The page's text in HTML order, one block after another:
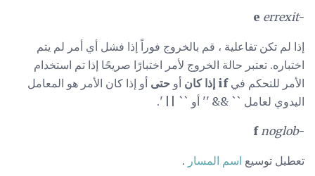
-e
errexit
إذا لم تكن تفاعلية ، قم بالخروج فوراً إذا فشل أي أمر لم يتم
اختباره. تعتبر حالة الخروج لأمر اختبارًا صريحًا إذا تم استخدام
الأمر للتحكم فيif إذا كان أو حتى أو إذا كان الأمر هو المعامل
اليدوي لعامل `` && '' أو `` || '.
-f
noglob
تعطيل توسيع اسم المسار .